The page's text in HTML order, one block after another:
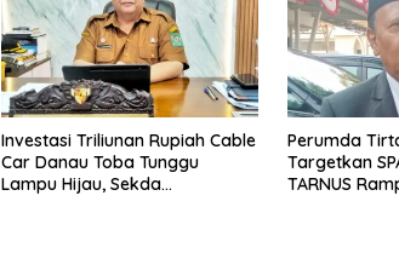
Investasi Triliunan Rupiah Cable
Car Danau Toba Tunggu
Lampu Hijau, Sekda
Perumda
Targetkan
TARNUS